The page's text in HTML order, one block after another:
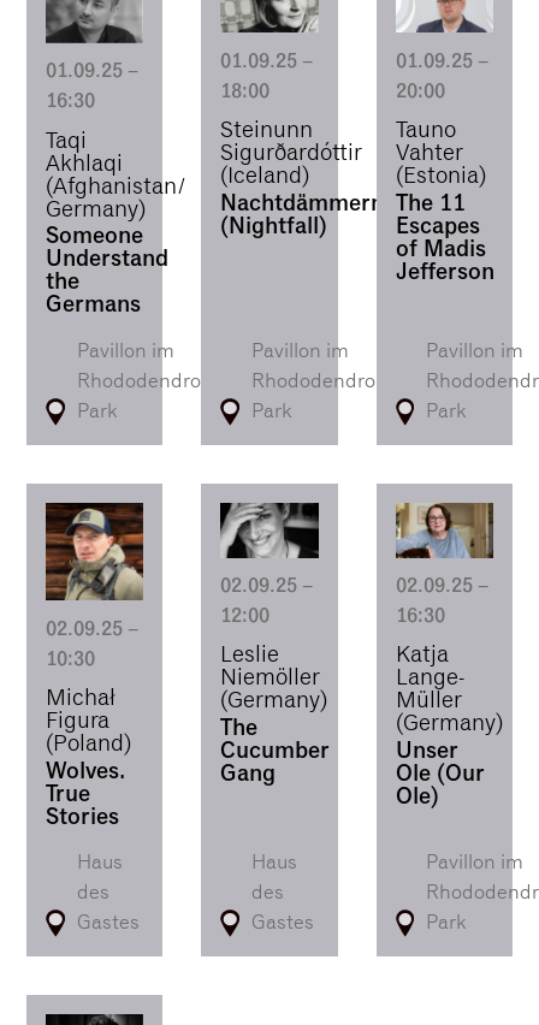
01.09.25 –
16:30
Taqi
Akhlaqi
(Afghanistan/
Germany)
Someone
Understand
the
Germans
Pavillon im
Rhododendron-
Park
01.09.25 –
18:00
Steinunn
Sigurðardóttir
(Iceland)
Nachtdämmern
(Nightfall)
Pavillon im
Rhododendron-
Park
01.09.25 –
20:00
Tauno
Vahter
(Estonia)
The 11
Escapes
of Madis
Jefferson
Pavillon im
Park
02.09.25 –
10:30
Michał
Figura
(Poland)
Wolves.
True
Stories
Haus
des
Gastes
02.09.25 –
12:00
Leslie
Niemöller
(Germany)
The
Cucumber
Gang
Haus
des
Gastes
02.09.25 –
16:30
Katja
Lange-
Müller
(Germany)
Unser
Ole (Our
Ole)
Pavillon im
Park